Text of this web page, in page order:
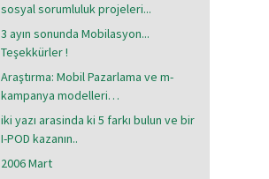
sosyal sorumluluk projeleri...
3 ayın sonunda Mobilasyon...
Teşekkürler !
Araştırma: Mobil Pazarlama ve m-
kampanya modelleri…
iki yazı arasinda ki 5 farkı bulun ve bir
I-POD kazanın..
2006 Mart